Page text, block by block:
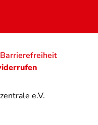
e.V.
Barrierefreiheit